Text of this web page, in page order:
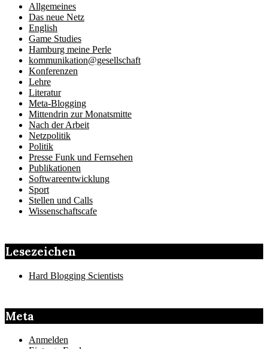
Allgemeines
Das neue Netz
English
Game Studies
Hamburg meine Perle
kommunikation@gesellschaft
Konferenzen
Lehre
Literatur
Meta-Blogging
Mittendrin zur Monatsmitte
Nach der Arbeit
Netzpolitik
Politik
Presse Funk und Fernsehen
Publikationen
Softwareentwicklung
Sport
Stellen und Calls
Wissenschaftscafe
Lesezeichen
Hard Blogging Scientists
Meta
Anmelden